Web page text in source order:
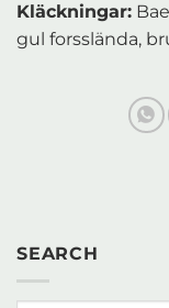
Kläckningar:
gul forsslända,
SEARCH